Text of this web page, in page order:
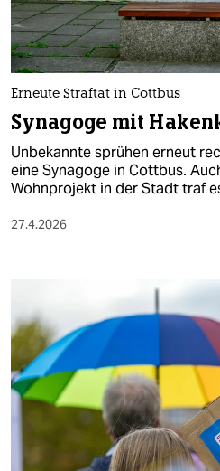
Erneute Straftat in Cottbus
Synagoge mit
Unbekannte sprühen erneut
eine Synagoge in Cottbus.
Wohnprojekt in der Stadt traf
27.4.2026